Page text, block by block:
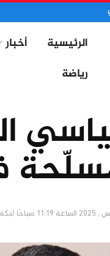
الرئيسية أخبار
رياضة